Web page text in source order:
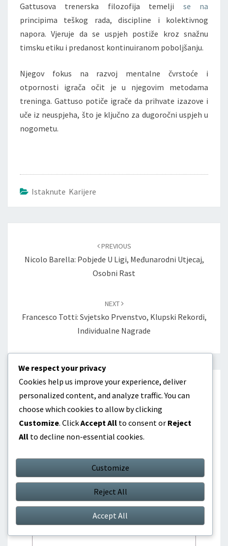
Gattusova trenerska filozofija temelji se na
principima teškog rada, discipline i kolektivnog
napora. Vjeruje da se uspjeh postiže kroz snažnu
timsku etiku i predanost kontinuiranom poboljšanju.
Njegov fokus na razvoj mentalne čvrstoće i
otpornosti igrača očit je u njegovim metodama
treninga. Gattuso potiče igrače da prihvate izazove i
uče iz neuspjeha, što je ključno za dugoročni uspjeh u
nogometu.
Istaknute Karijere
PREVIOUS
Nicolo Barella: Pobjede U Ligi, Međunarodni Utjecaj,
Osobni Rast
NEXT
Francesco Totti: Svjetsko Prvenstvo, Klupski Rekordi,
Individualne Nagrade
Leave a Reply
Your email address will not be published.
Required fields are marked*
We respect your privacy
Cookies help us improve your experience, deliver
personalized content, and analyze traffic. You can
choose which cookies to allow by clicking
Customize. ClickAccept All to consent or Reject
All to decline non-essential cookies.
Customize
Reject All
Accept All